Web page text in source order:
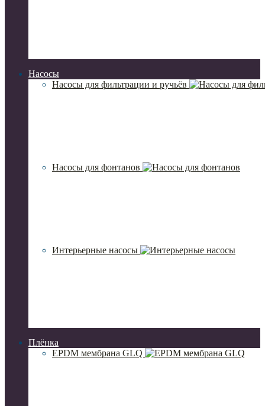
Насосы
Насосы для фильтрации и ручьёв
Насосы для фонтанов
Интерьерные насосы
Плёнка
EPDM мембрана GLQ